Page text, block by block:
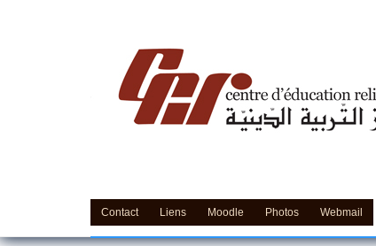
Contact Liens Moodle Photos Webmail